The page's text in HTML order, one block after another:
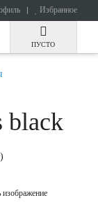
Избранное
ПУСТО
black
)